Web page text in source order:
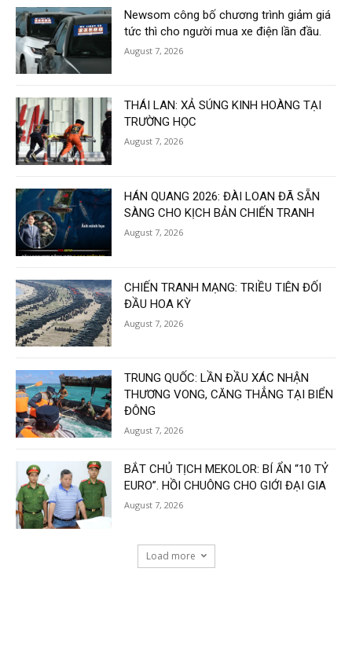
Newsom công bố chương trình giảm giá
tức thì cho người mua xe điện lần đầu.
August 7, 2026
THÁI LAN: XẢ SÚNG KINH HOÀNG TẠI
TRƯỜNG HỌC
August 7, 2026
HÁN QUANG 2026: ĐÀI LOAN ĐÃ SẴN
SÀNG CHO KỊCH BẢN CHIẾN TRANH
August 7, 2026
CHIẾN TRANH MẠNG: TRIỀU TIÊN ĐỐI
ĐẦU HOA KỲ
August 7, 2026
TRUNG QUỐC: LẦN ĐẦU XÁC NHẬN
THƯƠNG VONG, CĂNG THẲNG TẠI BIỂN
ĐÔNG
August 7, 2026
BẮT CHỦ TỊCH MEKOLOR: BÍ ẨN “10 TỶ
EURO”. HỒI CHUÔNG CHO GIỚI ĐẠI GIA
August 7, 2026
Load more